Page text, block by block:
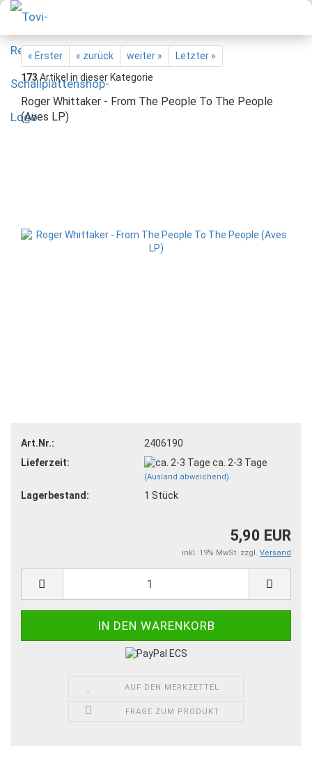
« Erster « zurück weiter »
Letzter »
173Artikel in dieser Kategorie
Roger Whittaker - From The People To The People
(Aves LP)
Art.Nr.:
2406190
Lieferzeit:
ca. 2-3 Tage
(Ausland abweichend)
Lagerbestand: 1 Stück
5,90 EUR
inkl. 19% MwSt. zzgl. Versand
AUF DEN MERKZETTEL
FRAGE ZUM PRODUKT